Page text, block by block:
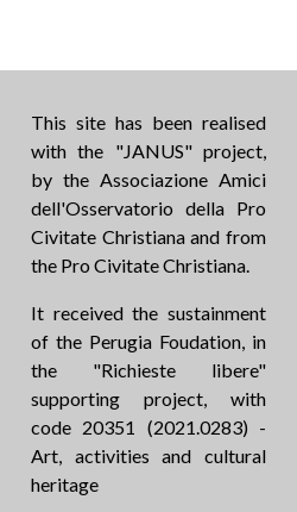
This site has been realised
with the "JANUS" project,
by the Associazione Amici
dell'Osservatorio della Pro
Civitate Christiana and from
the Pro Civitate Christiana.
It received the sustainment
of the Perugia Foudation, in
the "Richieste libere"
supporting project, with
code 20351 (2021.0283) -
Art, activities and cultural
heritage